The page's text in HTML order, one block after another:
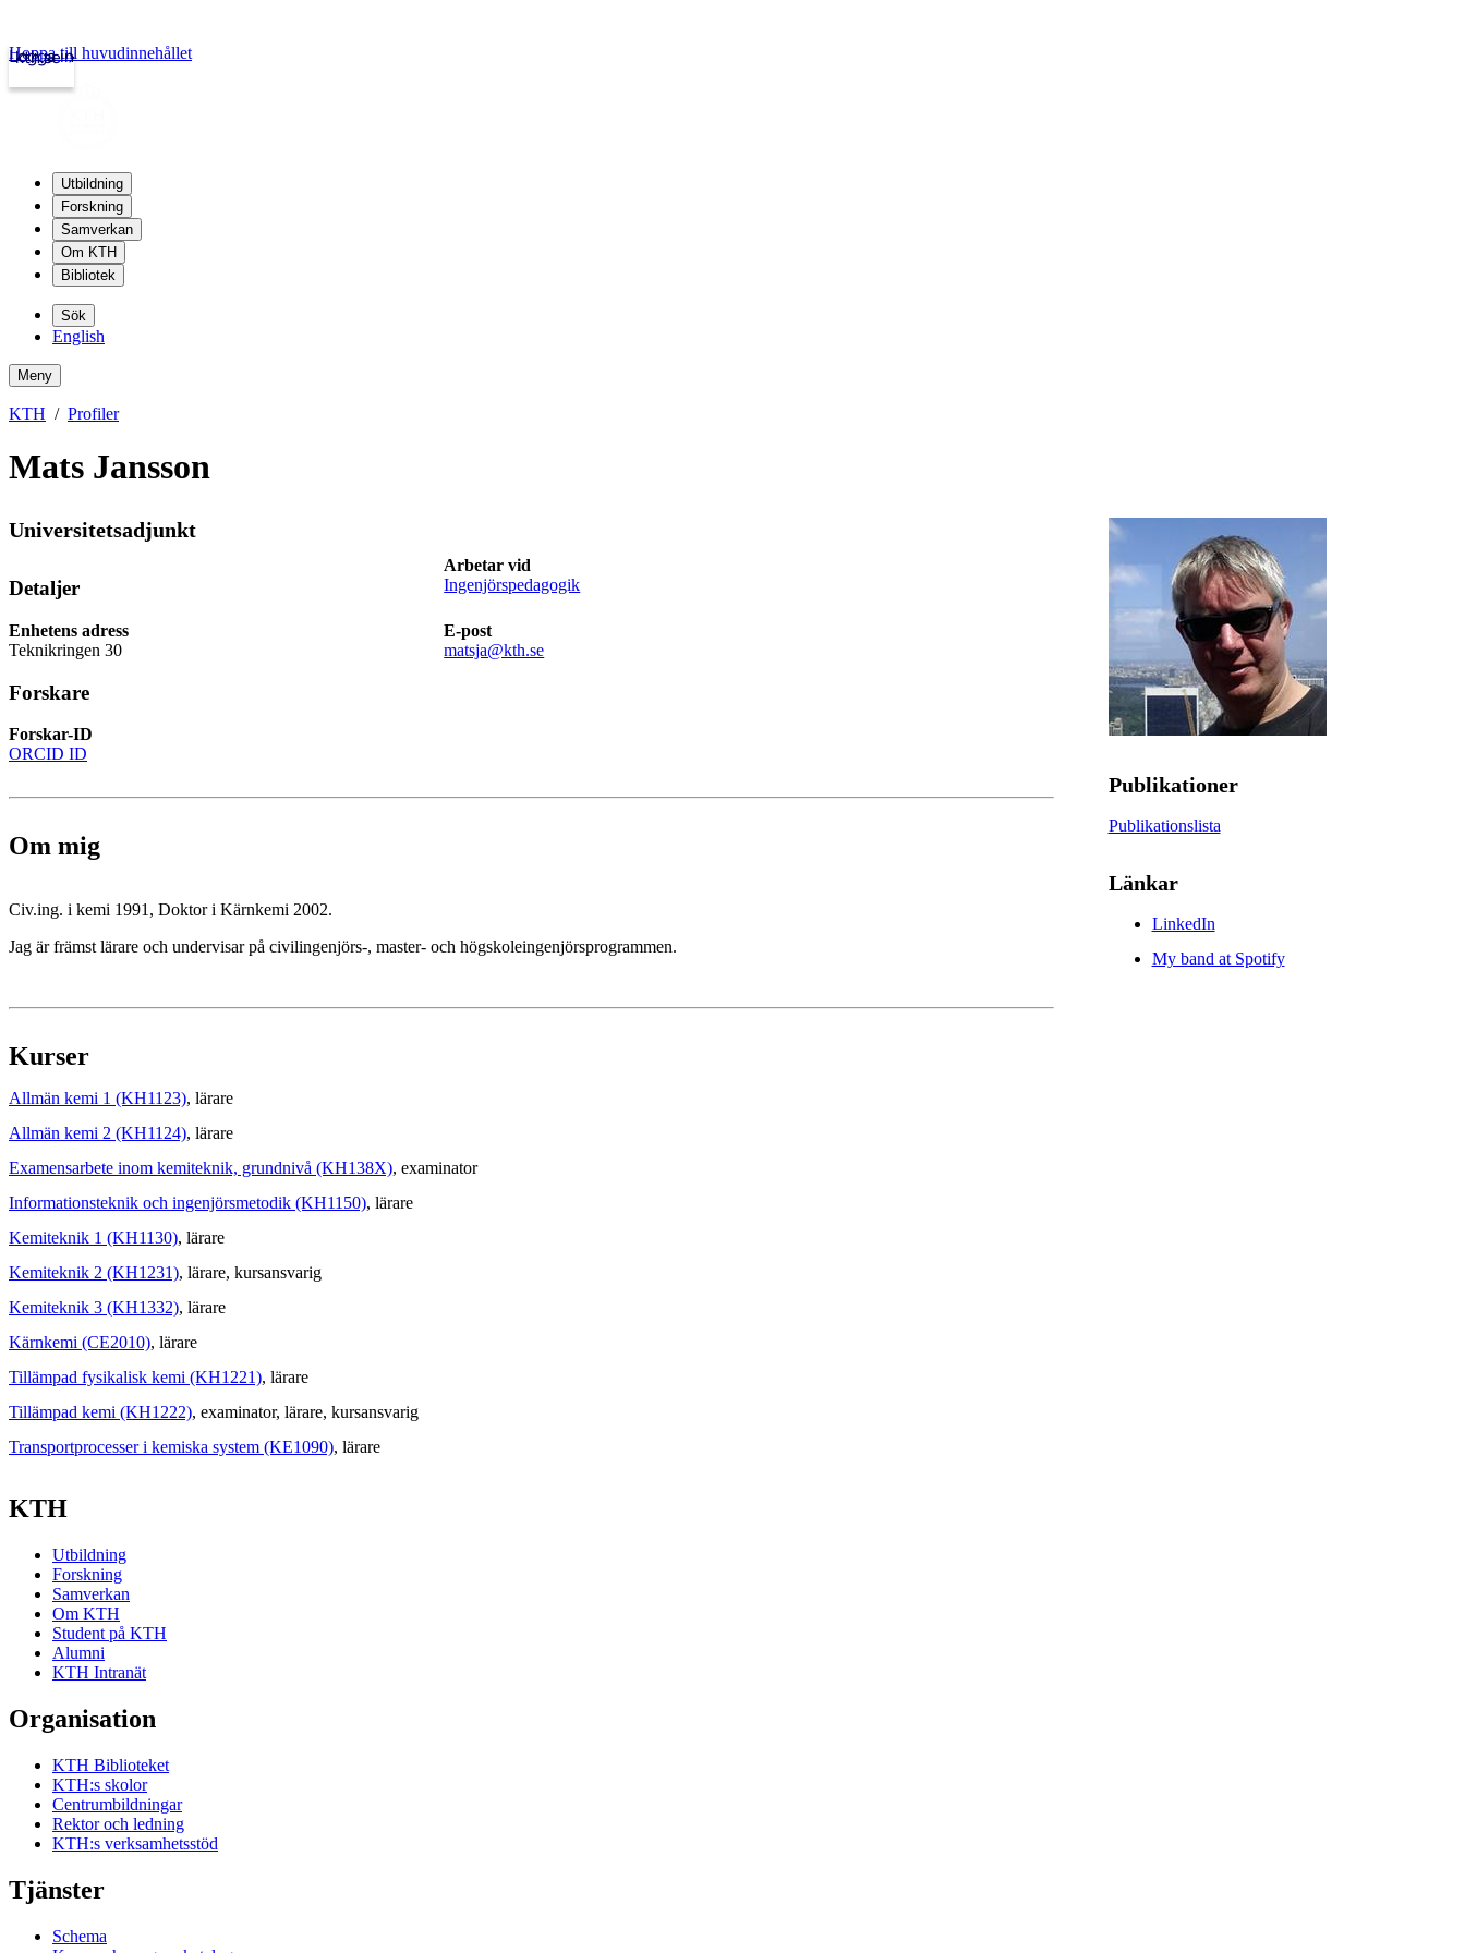
kth.se
Logga in
Hoppa till huvudinnehållet
Utbildning
Forskning
Samverkan
Om KTH
Bibliotek
Sök
English
Meny
KTH Profiler
Mats Jansson
Universitetsadjunkt
Detaljer
Arbetar vid
Ingenjörspedagogik
Enhetens adress
Teknikringen 30
E-post
matsja@kth.se
Forskare
Forskar-ID
ORCID ID
Om mig
Civ.ing. i kemi 1991, Doktor i Kärnkemi 2002.
Jag är främst lärare och undervisar på civilingenjörs-, master- och högskoleingenjörsprogrammen.
Kurser
Allmän kemi 1 (KH1123), lärare
Allmän kemi 2 (KH1124), lärare
Examensarbete inom kemiteknik, grundnivå (KH138X), examinator
Informationsteknik och ingenjörsmetodik (KH1150), lärare
Kemiteknik 1 (KH1130), lärare
Kemiteknik 2 (KH1231), lärare, kursansvarig
Kemiteknik 3 (KH1332), lärare
Kärnkemi (CE2010), lärare
Tillämpad fysikalisk kemi (KH1221), lärare
Tillämpad kemi (KH1222), examinator, lärare, kursansvarig
Transportprocesser i kemiska system (KE1090), lärare
Publikationer
Publikationslista
Länkar
LinkedIn
My band at Spotify
KTH
Utbildning
Forskning
Samverkan
Om KTH
Student på KTH
Alumni
KTH Intranät
Organisation
KTH Biblioteket
KTH:s skolor
Centrumbildningar
Rektor och ledning
KTH:s verksamhetsstöd
Tjänster
Schema